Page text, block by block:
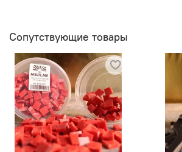
Сопутствующие товары